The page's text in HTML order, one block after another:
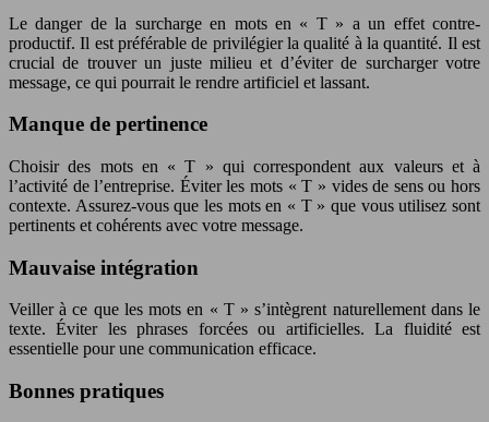
Le danger de la surcharge en mots en « T » a un effet contre-
productif. Il est préférable de privilégier la qualité à la quantité. Il est
crucial de trouver un juste milieu et d’éviter de surcharger votre
message, ce qui pourrait le rendre artificiel et lassant.
Manque de pertinence
Choisir des mots en « T » qui correspondent aux valeurs et à
l’activité de l’entreprise. Éviter les mots « T » vides de sens ou hors
contexte. Assurez-vous que les mots en « T » que vous utilisez sont
pertinents et cohérents avec votre message.
Mauvaise intégration
Veiller à ce que les mots en « T » s’intègrent naturellement dans le
texte. Éviter les phrases forcées ou artificielles. La fluidité est
essentielle pour une communication efficace.
Bonnes pratiques